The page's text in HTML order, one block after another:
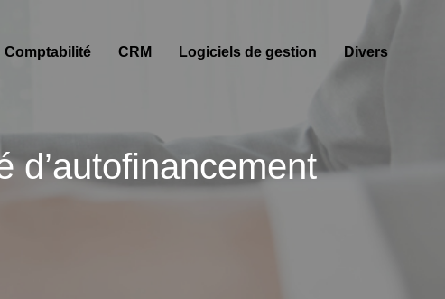
Comptabilité CRM Logiciels de gestion Divers
d’autofinancement